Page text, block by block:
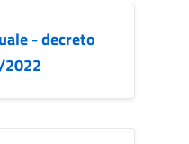
- decreto